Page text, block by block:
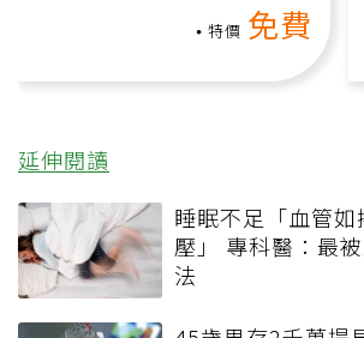
特價 免費
延伸閱讀
睡眠不足「血管如
壓」 專科醫：最
法